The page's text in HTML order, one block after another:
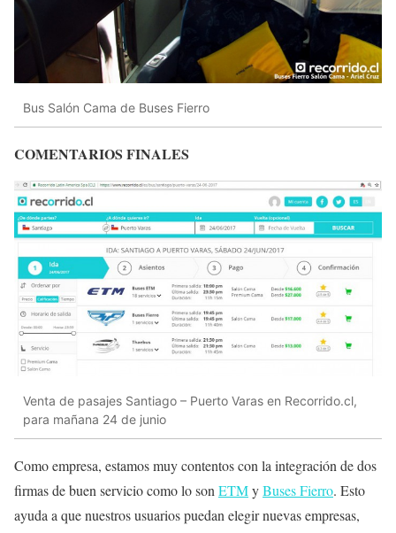
Bus Salón Cama de Buses Fierro
COMENTARIOS FINALES
Venta de pasajes Santiago – Puerto Varas en Recorrido.cl,
para mañana 24 de junio
Como empresa, estamos muy contentos con la integración de dos
firmas de buen servicio como lo son ETMyBuses Fierro. Esto
ayuda a que nuestros usuarios puedan elegir nuevas empresas,